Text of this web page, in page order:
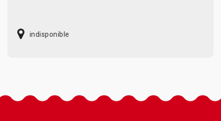
indisponible